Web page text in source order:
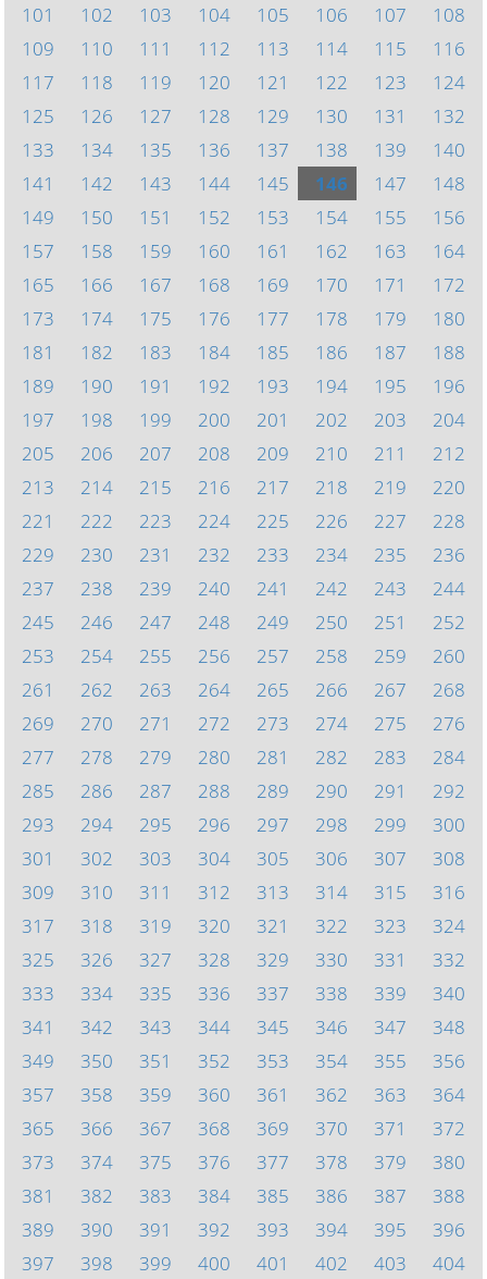
101
102 103 104 105 106 107
108
109
110 111 112 113 114 115
116
117
118 119 120 121 122 123
124
125
126 127 128 129 130 131
132
133
134 135 136 137 138 139
140
141
142 143 144 145 146 147
148
149
150 151 152 153 154 155
156
157
158 159 160 161 162 163
164
165
166 167 168 169 170 171
172
173
174 175 176 177 178 179
180
181
182 183 184 185 186 187
188
189
190 191 192 193 194 195
196
197
198 199 200 201 202 203
204
205
206 207 208 209 210 211
212
213
214 215 216 217 218 219
220
221
222 223 224 225 226 227
228
229
230 231 232 233 234 235
236
237
238 239 240 241 242 243
244
245
246 247 248 249 250 251
252
253
254 255 256 257 258 259
260
261
262 263 264 265 266 267
268
269
270 271 272 273 274 275
276
277
278 279 280 281 282 283
284
285
286 287 288 289 290 291
292
293
294 295 296 297 298 299
300
301
302 303 304 305 306 307
308
309
310 311 312 313 314 315
316
317
318 319 320 321 322 323
324
325
326 327 328 329 330 331
332
333
334 335 336 337 338 339
340
341
342 343 344 345 346 347
348
349
350 351 352 353 354 355
356
357
358 359 360 361 362 363
364
365
366 367 368 369 370 371
372
373
374 375 376 377 378 379
380
381
382 383 384 385 386 387
388
389
390 391 392 393 394 395
396
397
398 399 400 401 402 403 404